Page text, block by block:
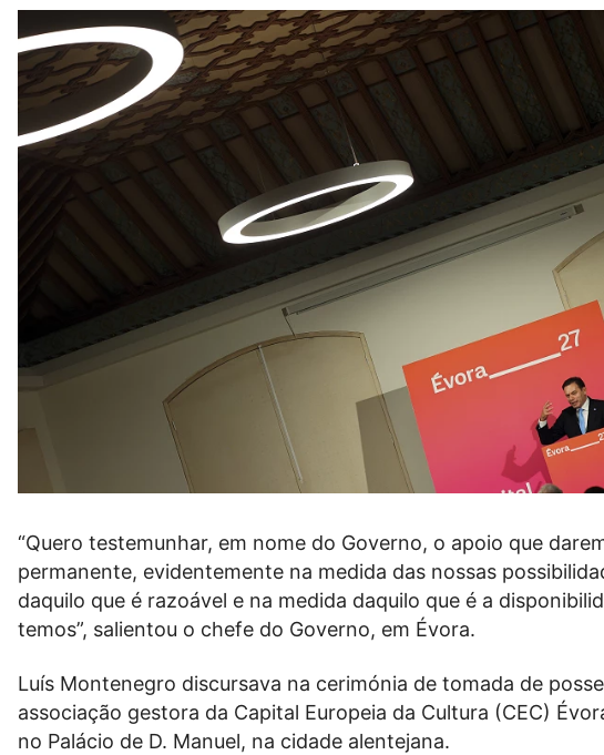
“Quero testemunhar, em nome do Governo, o apoio que
permanente, evidentemente na medida das nossas
daquilo que é razoável e na medida daquilo que é a
temos”, salientou o chefe do Governo, em Évora.
Luís Montenegro discursava na cerimónia de tomada de
associação gestora da Capital Europeia da Cultura (CEC)
no Palácio de D. Manuel, na cidade alentejana.